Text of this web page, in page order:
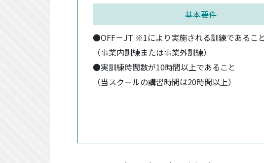
基本要件
●OFF－JT ※1により実施される訓練であること
（事業内訓練または事業外訓練）
●実訓練時間数が10時間以上であること
（当スクールの講習時間は20時間以上）